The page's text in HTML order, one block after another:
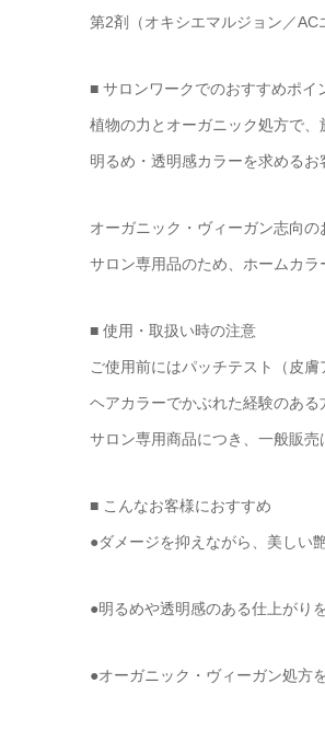
第2剤（オキシエマルジョン／AC
■ サロンワークでのおすすめポイ
植物の力とオーガニック処方で
明るめ・透明感カラーを求めるお
オーガニック・ヴィーガン志向の
サロン専用品のため、ホームカラ
■ 使用・取扱い時の注意
ご使用前にはパッチテスト（皮
ヘアカラーでかぶれた経験のある
サロン専用商品につき、一般販売
■ こんなお客様におすすめ
●ダメージを抑えながら、美しい
●明るめや透明感のある仕上がり
●オーガニック・ヴィーガン処方